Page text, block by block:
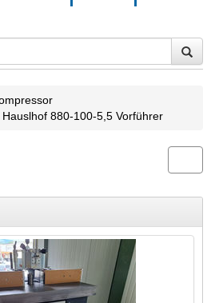
880-100-5,5 Vorführer